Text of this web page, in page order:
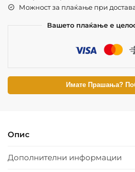
Можност за плаќање при
Вашето плаќање е
Имате Прашања?
Опис
Дополнителни информации